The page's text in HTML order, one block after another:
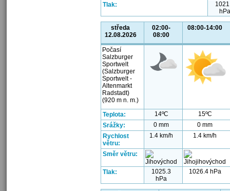
Tlak:
hPa
středa
12.08.2026
02:00-
08:00
08:00-14:00
Počasí
Salzburger
Sportwelt
(Salzburger
Sportwelt -
Altenmarkt
Radstadt)
(920 m n. m.)
Teplota:
14ºC
15ºC
Srážky:
0 mm
0 mm
Rychlost
větru:
1.4 km/h 1.4 km/h
Směr větru:
Tlak:
1025.3
hPa
1026.4 hPa